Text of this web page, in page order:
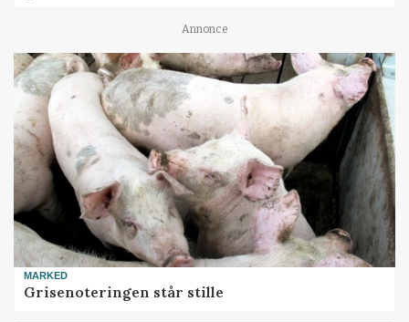
Annonce
MARKED
Grisenoteringen står stille